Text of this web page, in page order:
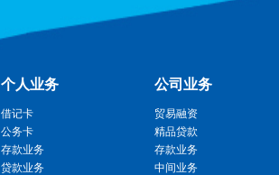
个人业务
借记卡
公务卡
存款业务
贷款业务
公司业务
贸易融资
精品贷款
存款业务
中间业务